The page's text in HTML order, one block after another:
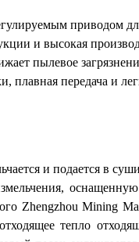
приводом
и высокая
пылевое
плавная передача и
и подается в
Zhengzhou Mining
тепло